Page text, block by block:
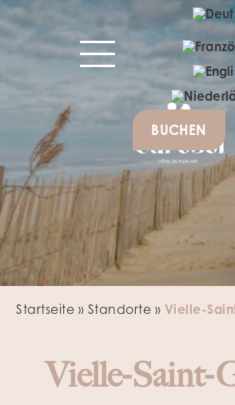
BUCHEN
Startseite » Standorte » Vielle-
Vielle-Saint-